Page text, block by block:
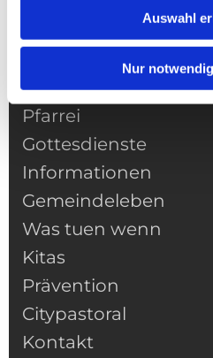
Auswahl
Nur
NAVIGATION
Pfarrei
Gottesdienste
Informationen
Gemeindeleben
Was tuen wenn
Kitas
Prävention
Citypastoral
Kontakt